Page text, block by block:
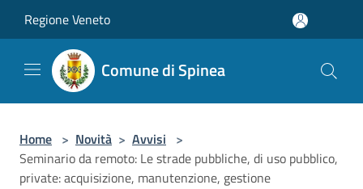
Regione Veneto
Comune di Spinea
Home > Novità > Avvisi >
Seminario da remoto: Le strade pubbliche, di uso pubblico,
private: acquisizione, manutenzione, gestione